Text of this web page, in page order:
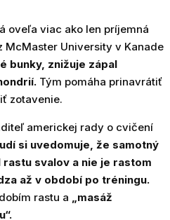
oveľa viac ako len príjemná
McMaster University v Kanade
bunky, znižuje zápal
Tým pomáha prinavrátiť
zotavenie.
americkej rady o cvičení
si uvedomuje, že samotný
svalov a nie je rastom
až v období po tréningu.
rastu a „masáž